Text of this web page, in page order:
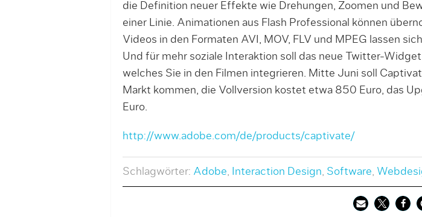
die Definition neuer Effekte wie Drehungen, Zoomen und
einer Linie. Animationen aus Flash Professional können
Videos in den Formaten AVI, MOV, FLV und MPEG lassen
Und für mehr soziale Interaktion soll das neue Twitter-
welches Sie in den Filmen integrieren. Mitte Juni soll
Markt kommen, die Vollversion kostet etwa 850 Euro, das
Euro.
http://www.adobe.com/de/products/captivate/
Schlagwörter: Adobe, Interaction Design, Software,